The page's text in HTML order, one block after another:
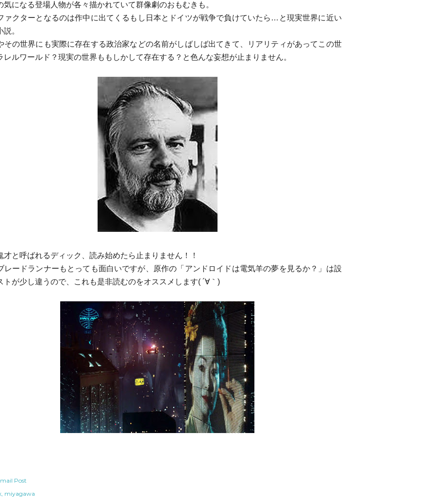
気になる登場人物が各々描かれていて群像劇のおもむきも 。
ァクターとなるのは作中に出てくるもし日本とドイツが戦争で負けていたら…と現実世界に近い
。
その世界にも実際に存在する政治家などの名前がしばしば出てきて、リアリティがあってこの世
レルワールド？ 現実の世界ももしかして存在する？と色んな妄想が止まりません。
才と呼ばれるディック、読み始めたら止まりません！！
レードランナーもとっても面白いですが、原作の「 アンドロイドは電気羊の夢を見るか？」 は設
トが少し違うので、
これも是非読むのをオススメします( ´∀｀)
Post
miyagawa